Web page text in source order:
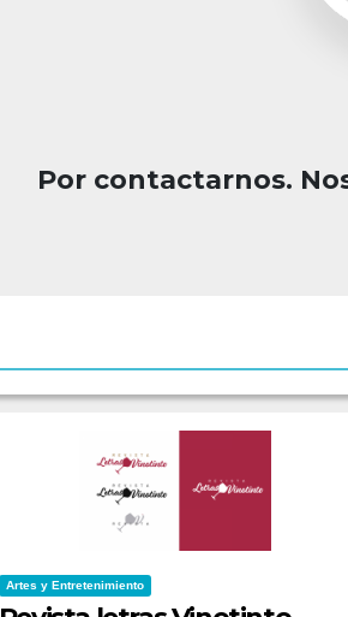
Por contactarnos.
Artes y Entretenimiento